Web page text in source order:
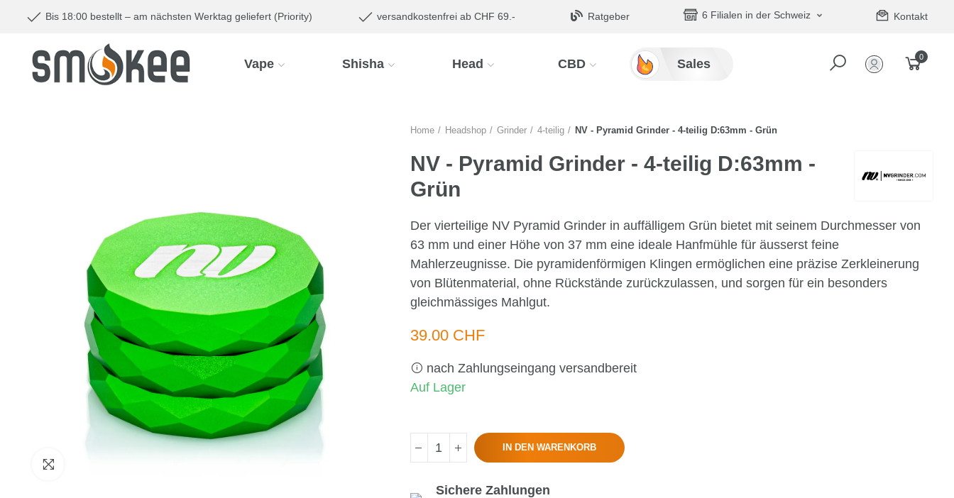
Bis 18:00 bestellt – am nächsten Werktag geliefert (Priority) versandkostenfrei ab CHF 69.- Ratgeber 6 Filialen in der Schweiz Kontakt
Vape Shisha Head CBD Sales
0
Home Headshop Grinder 4-teilig NV - Pyramid Grinder - 4-teilig D:63mm - Grün
NV - Pyramid Grinder - 4-teilig D:63mm -
Grün
Der vierteilige NV Pyramid Grinder in auffälligem Grün bietet mit seinem Durchmesser von
63 mm und einer Höhe von 37 mm eine ideale Hanfmühle für äusserst feine
Mahlerzeugnisse. Die pyramidenförmigen Klingen ermöglichen eine präzise Zerkleinerung
von Blütenmaterial, ohne Rückstände zurückzulassen, und sorgen für ein besonders
gleichmässiges Mahlgut.
39.00 CHF
nach Zahlungseingang versandbereit
Auf Lager
IN DEN WARENKORB
Sichere Zahlungen